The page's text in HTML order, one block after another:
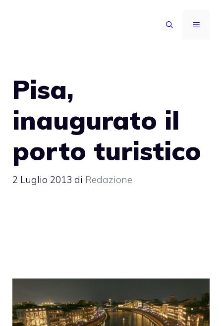
MENU
Pisa,
inaugurato il
porto turistico
2 Luglio 2013 di Redazione